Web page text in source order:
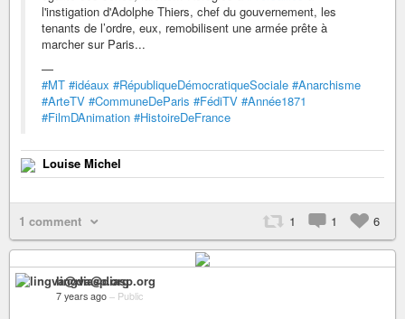
l'instigation d'Adolphe Thiers, chef du gouvernement, les
tenants de l’ordre, eux, remobilisent une armée prête à
marcher sur Paris...
—
#MT #idéaux #RépubliqueDémocratiqueSociale #Anarchisme
#ArteTV #CommuneDeParis #FédiTV #Année1871
#FilmDAnimation #HistoireDeFrance
Louise Michel
1 comment 1 1 6
lingva@diasp.org
7 years ago – Public